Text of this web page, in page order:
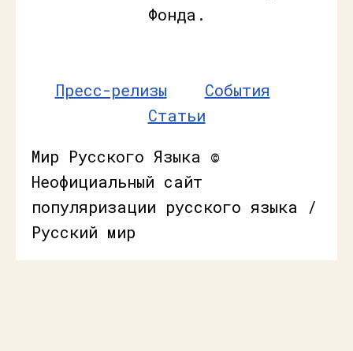
Фонда.
Пресс-релизы
События
Статьи
Мир Русского Языка ©
Неофициальный сайт
популяризации русского языка /
Русский мир